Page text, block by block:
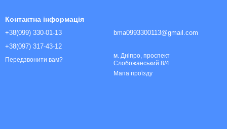
Контактна інформація
+38(099) 330-01-13
+38(097) 317-43-12
Передзвонити вам?
bma0993300113@gmail.com
м. Дніпро, проспект
Слобожанський 8/4
Мапа проїзду